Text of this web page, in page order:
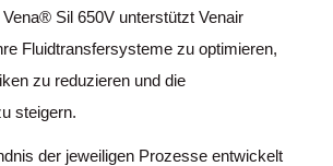
Sil 650V unterstützt Venair
Fluidtransfersysteme zu optimieren,
zu reduzieren und die
steigern.
der jeweiligen Prozesse entwickelt